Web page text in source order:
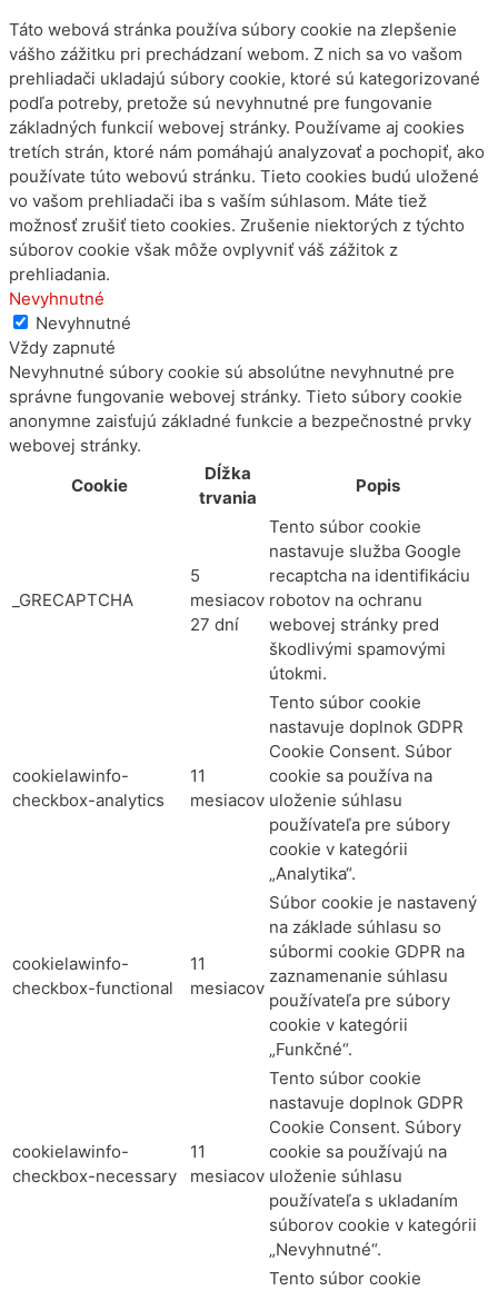
Táto webová stránka používa súbory cookie na zlepšenie
vášho zážitku pri prechádzaní webom. Z nich sa vo vašom
prehliadači ukladajú súbory cookie, ktoré sú kategorizované
podľa potreby, pretože sú nevyhnutné pre fungovanie
základných funkcií webovej stránky. Používame aj cookies
tretích strán, ktoré nám pomáhajú analyzovať a pochopiť, ako
používate túto webovú stránku. Tieto cookies budú uložené
vo vašom prehliadači iba s vaším súhlasom. Máte tiež
možnosť zrušiť tieto cookies. Zrušenie niektorých z týchto
súborov cookie však môže ovplyvniť váš zážitok z
prehliadania.
Nevyhnutné
Nevyhnutné
Vždy zapnuté
Nevyhnutné súbory cookie sú absolútne nevyhnutné pre
správne fungovanie webovej stránky. Tieto súbory cookie
anonymne zaisťujú základné funkcie a bezpečnostné prvky
webovej stránky.
Cookie
Dĺžka
trvania
Popis
_GRECAPTCHA
5
mesiacov
27 dní
Tento súbor cookie
nastavuje služba Google
recaptcha na identifikáciu
robotov na ochranu
webovej stránky pred
škodlivými spamovými
útokmi.
cookielawinfo-
checkbox-analytics
11
mesiacov
Tento súbor cookie
nastavuje doplnok GDPR
Cookie Consent. Súbor
cookie sa používa na
uloženie súhlasu
používateľa pre súbory
cookie v kategórii
„Analytika“.
cookielawinfo-
checkbox-functional
11
mesiacov
Súbor cookie je nastavený
na základe súhlasu so
súbormi cookie GDPR na
zaznamenanie súhlasu
používateľa pre súbory
cookie v kategórii
„Funkčné“.
cookielawinfo-
checkbox-necessary
11
mesiacov
Tento súbor cookie
nastavuje doplnok GDPR
Cookie Consent. Súbory
cookie sa používajú na
uloženie súhlasu
používateľa s ukladaním
súborov cookie v kategórii
„Nevyhnutné“.
Tento súbor cookie